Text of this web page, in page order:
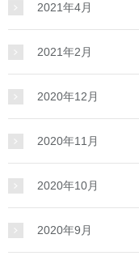
2021年4月
2021年2月
2020年12月
2020年11月
2020年10月
2020年9月